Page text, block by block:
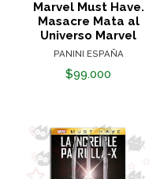
Marvel Must Have.
Masacre Mata al
Universo Marvel
PANINI ESPAÑA
$99.000